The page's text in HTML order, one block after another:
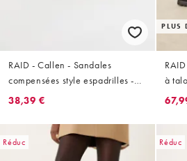
RAID - Callen - Sandales
compensées style espadrilles -
Doré
38,39 €
PLUS
à
Réduc Réduc